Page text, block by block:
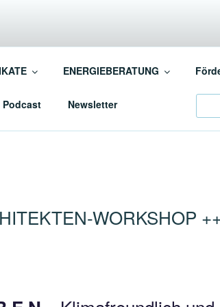
ENERGIEBERATUNG
Podcast Newsletter
WORKSHOP